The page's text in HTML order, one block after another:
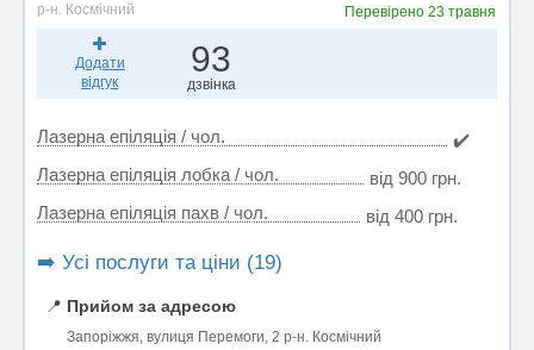
р-н. Космічний Перевірено23 травня
Додати
відгук
93
дзвінка
Лазерна епіляція / чол.
✔️
Лазерна епіляція лобка / чол.
від 900 грн.
Лазерна епіляція пахв / чол.
від 400 грн.
➡️ Усі послуги та ціни (19)
📍 Прийом за адресою
Запоріжжя, вулиця Перемоги, 2 р-н. Космічний